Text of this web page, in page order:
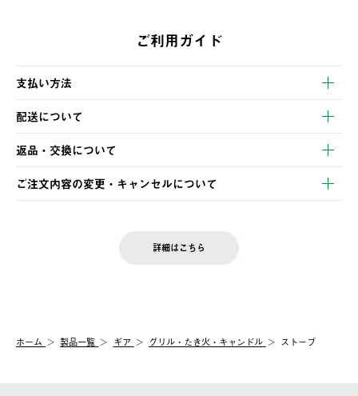
ご利用ガイド
支払い方法
以下のいずれかの方法でお支払いいただけます。
・クレジットカード決済
・コンビニ決済
・Pay-easy決済
配送について
【発送スケジュール】
ご注文・ご入金完了より2営業日以内に商品を発送いたします。
土日祝の発送はございませんので、木曜日以降のご注文は週明け
の発送となる場合がございます。
【配送業者】
佐川急便にて配送されます。
返品・交換について
※お客様都合の場合
お客様都合の返品にかかる送料は、お客様ご負担とさせていただ
一度お手元の商品を返品いただき、ご希望商品を再注文してくだ
ご注文内容の変更・キャンセルについて
LOGOS FAMILY会員の方は、会員マイページ内 購入履歴画面に
詳細はこちら
ホーム 製品一覧 ギア グリル・たき火・キャンドル ストーブ